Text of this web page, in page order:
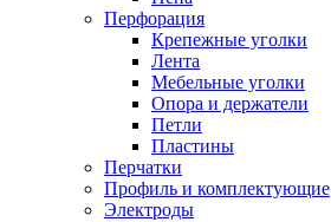
Перфорация
Крепежные уголки
Лента
Мебельные уголки
Опора и держатели
Петли
Пластины
Перчатки
Профиль и комплектующие
Электроды